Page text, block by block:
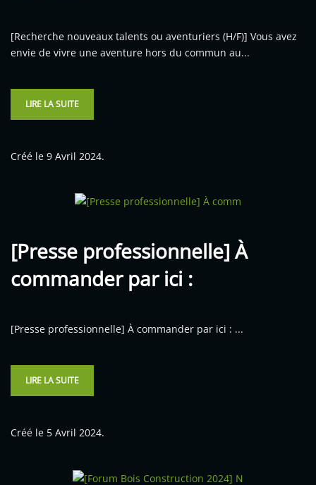
[Recherche nouveaux talents ou aventuriers (H/F)] Vous avez
envie de vivre une aventure hors du commun au...
LIRE LA SUITE
Créé le 9 Avril 2024.
[Presse professionnelle] À
commander par ici :
[Presse professionnelle] À commander par ici : ...
LIRE LA SUITE
Créé le 5 Avril 2024.